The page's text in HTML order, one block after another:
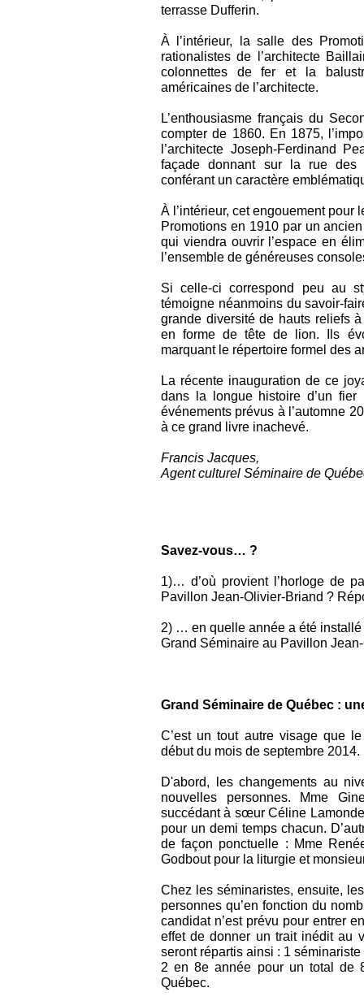
terrasse Dufferin.
À l’intérieur, la salle des
rationalistes de l’architecte
colonnettes de fer et la
américaines de l’architecte.
L’enthousiasme français du
compter de 1860. En 1875,
l’architecte Joseph-Ferdinand
façade donnant sur la rue des
conférant un caractère
À l’intérieur, cet engouement
Promotions en 1910 par un
qui viendra ouvrir l’espace en
l’ensemble de généreuses
Si celle-ci correspond peu au
témoigne néanmoins du savoir-
grande diversité de hauts reliefs
en forme de tête de lion. Ils
marquant le répertoire formel des
La récente inauguration de ce
dans la longue histoire d’un fier
événements prévus à l’automne
à ce grand livre inachevé.
Francis Jacques,
Agent culturel Séminaire de
Savez-vous… ?
1)… d’où provient l’horloge de
Pavillon Jean-Olivier-Briand ?
2) … en quelle année a été installé
Grand Séminaire au Pavillon
Grand Séminaire de Québec :
C’est un tout autre visage que
début du mois de septembre 2014.
D'abord, les changements au
nouvelles personnes. Mme
succédant à sœur Céline
pour un demi temps chacun.
de façon ponctuelle : Mme
Godbout pour la liturgie et
Chez les séminaristes, ensuite,
personnes qu’en fonction du
candidat n’est prévu pour entrer
effet de donner un trait inédit au
seront répartis ainsi : 1
2 en 8e année pour un total de
Québec.